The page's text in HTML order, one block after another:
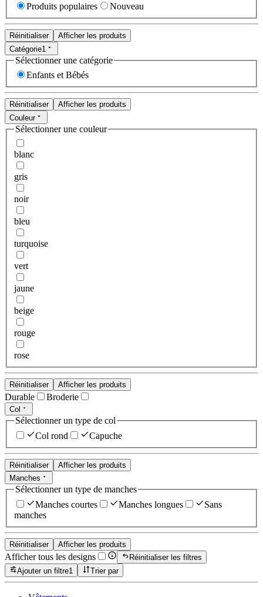
Produits populaires Nouveau
Réinitialiser
Afficher les produits
Catégorie1
Sélectionner une catégorie
Enfants et Bébés
Réinitialiser
Afficher les produits
Couleur
Sélectionner une couleur
blanc
gris
noir
bleu
turquoise
vert
jaune
beige
rouge
rose
Réinitialiser Afficher les produits
Durable Broderie
Col
Sélectionner un type de col
Col rond
Capuche
Réinitialiser
Afficher les produits
Manches
Sélectionner un type de manches
Manches courtes
Manches longues
Sans
manches
Réinitialiser Afficher les produits
Afficher tous les designs
Réinitialiser les filtres
Ajouter un filtre1 Trier par